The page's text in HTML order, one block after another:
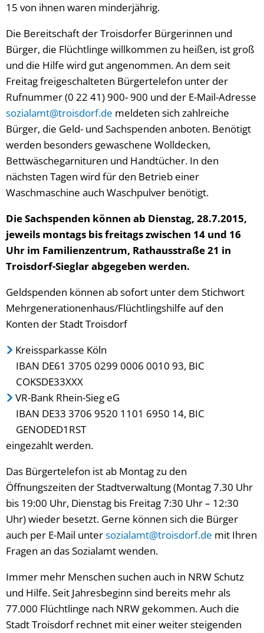
15 von ihnen waren minderjährig.
Die Bereitschaft der Troisdorfer Bürgerinnen und
Bürger, die Flüchtlinge willkommen zu heißen, ist groß
und die Hilfe wird gut angenommen. An dem seit
Freitag freigeschalteten Bürgertelefon unter der
Rufnummer (0 22 41) 900- 900 und der E-Mail-Adresse
sozialamt@troisdorf.de meldeten sich zahlreiche
Bürger, die Geld- und Sachspenden anboten. Benötigt
werden besonders gewaschene Wolldecken,
Bettwäschegarnituren und Handtücher. In den
nächsten Tagen wird für den Betrieb einer
Waschmaschine auch Waschpulver benötigt.
Die Sachspenden können ab Dienstag, 28.7.2015,
jeweils montags bis freitags zwischen 14 und 16
Uhr im Familienzentrum, Rathausstraße 21 in
Troisdorf-Sieglar abgegeben werden.
Geldspenden können ab sofort unter dem Stichwort
Mehrgenerationenhaus/Flüchtlingshilfe auf den
Konten der Stadt Troisdorf
Kreissparkasse Köln
IBAN DE61 3705 0299 0006 0010 93, BIC
COKSDE33XXX
VR-Bank Rhein-Sieg eG
IBAN DE33 3706 9520 1101 6950 14, BIC
GENODED1RST
eingezahlt werden.
Das Bürgertelefon ist ab Montag zu den
Öffnungszeiten der Stadtverwaltung (Montag 7.30 Uhr
bis 19:00 Uhr, Dienstag bis Freitag 7:30 Uhr – 12:30
Uhr) wieder besetzt. Gerne können sich die Bürger
auch per E-Mail untersozialamt@troisdorf.de mit Ihren
Fragen an das Sozialamt wenden.
Immer mehr Menschen suchen auch in NRW Schutz
und Hilfe. Seit Jahresbeginn sind bereits mehr als
77.000 Flüchtlinge nach NRW gekommen. Auch die
Stadt Troisdorf rechnet mit einer weiter steigenden